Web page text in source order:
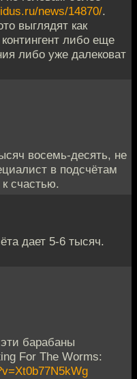
news/14870/.
выглядят как
либо еще
либо уже далековат
восемь-десять, не
в подсчётам
счастью.
дает 5-6 тысяч.
барабаны
For The Worms: